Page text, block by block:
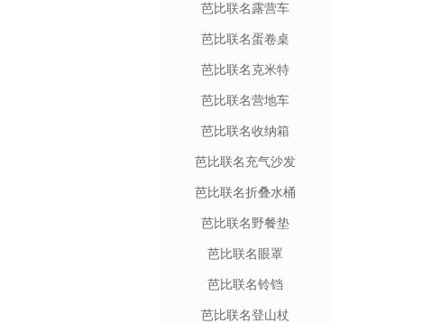
芭比联名露营车
芭比联名蛋卷桌
芭比联名克米特
芭比联名营地车
芭比联名收纳箱
芭比联名充气沙发
芭比联名折叠水桶
芭比联名野餐垫
芭比联名眼罩
芭比联名铃铛
芭比联名登山杖